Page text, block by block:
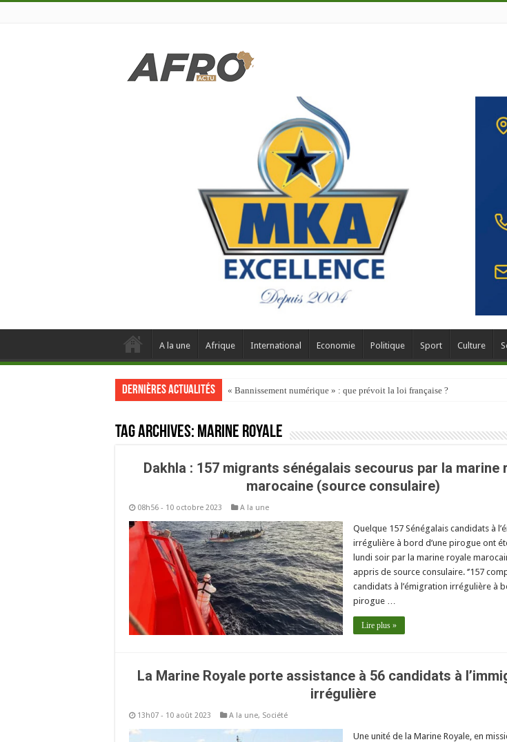
A la une Afrique International Economie Politique Sport Culture
Dernières actualités « Bannissement numérique » : que prévoit la loi française ?
Tag Archives: Marine royale
Dakhla : 157 migrants sénégalais secourus par la marine
marocaine (source consulaire)
08h56 - 10 octobre 2023 A la une
Quelque 157 Sénégalais candidats à
irrégulière à bord d’une pirogue ont
lundi soir par la marine royale
appris de source consulaire. ‘’157
candidats à l’émigration irrégulière à
pirogue …
Lire plus »
La Marine Royale porte assistance à 56 candidats à
irrégulière
13h07 - 10 août 2023 A la une, Société
Une unité de la Marine Royale, en